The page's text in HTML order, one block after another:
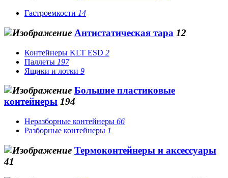
Гастроемкости 14
Антистатическая тара 12
Контейнеры KLT ESD 2
Паллеты 197
Ящики и лотки 9
Большие пластиковые
контейнеры 194
Неразборные контейнеры 66
Разборные контейнеры 1
Термоконтейнеры и аксессуары
41